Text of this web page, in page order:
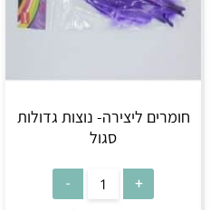
חומרים ליצירה- נוצות גדולות
סגול